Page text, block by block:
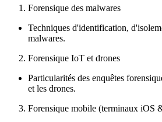
Forensique des malwares
Techniques d'identification,
malwares.
Forensique IoT et drones
Particularités des enquêtes
et les drones.
Forensique mobile (terminaux iOS